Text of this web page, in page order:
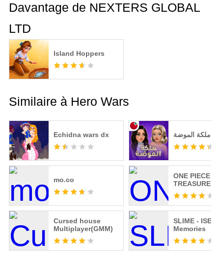
Davantage de NEXTERS GLOBAL
LTD
Island Hoppers
Similaire à Hero Wars
Echidna wars dx ملكة الموضة
mo.co
ONE PIECE
TREASURE
Cursed house
Multiplayer(GMM)
SLIME -
Memories